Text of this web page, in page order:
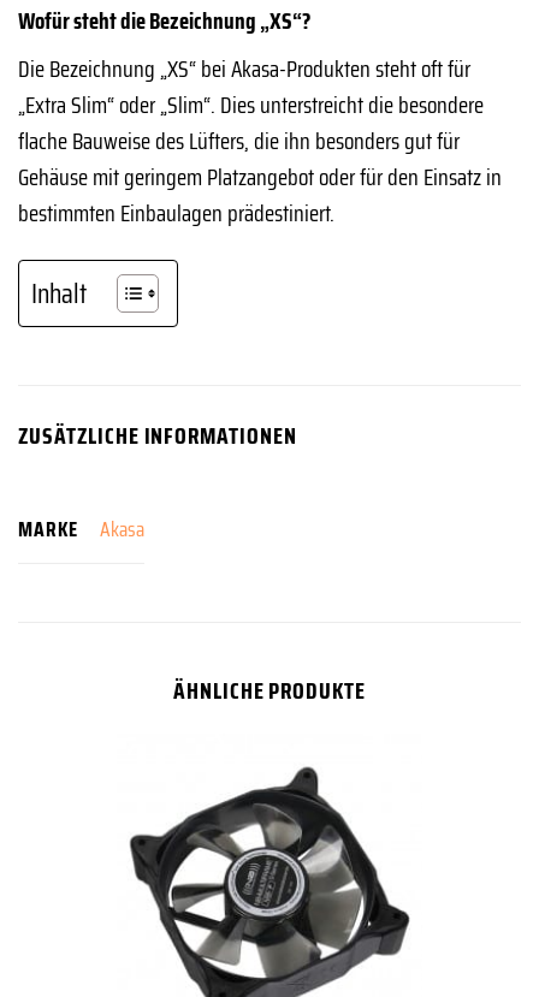
Wofür steht die Bezeichnung „XS“?
Die Bezeichnung „XS“ bei Akasa-Produkten steht oft für
„Extra Slim“ oder „Slim“. Dies unterstreicht die besondere
flache Bauweise des Lüfters, die ihn besonders gut für
Gehäuse mit geringem Platzangebot oder für den Einsatz in
bestimmten Einbaulagen prädestiniert.
Inhalt
ZUSÄTZLICHE INFORMATIONEN
MARKE Akasa
ÄHNLICHE PRODUKTE